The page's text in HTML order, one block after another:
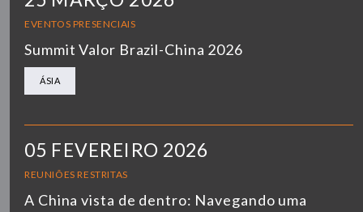
EVENTOS PRESENCIAIS
Summit Valor Brazil-China 2026
ÁSIA
05 FEVEREIRO 2026
REUNIÕES RESTRITAS
A China vista de dentro: Navegando uma